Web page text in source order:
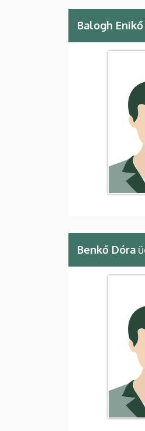
Balogh
Benkő Dóra